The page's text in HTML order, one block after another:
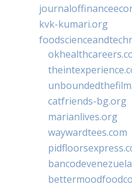
kvk-kumari.org
catfriends-bg.org
marianlives.org
waywardtees.com